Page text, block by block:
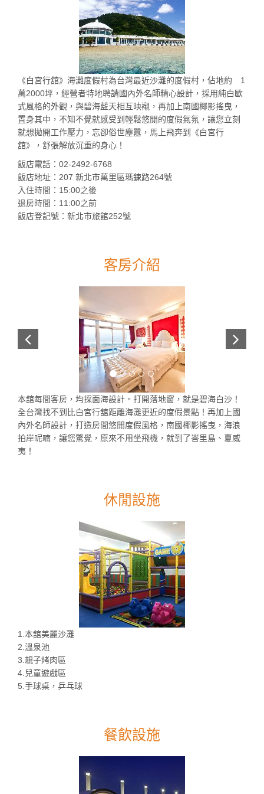
《白宮行舘》海灘度假村為台灣最近沙灘的度假村，佔地約 1
萬2000坪，經營者特地聘請國內外名師精心設計，採用純白歐
式風格的外觀，與碧海藍天相互映襯，再加上南國椰影搖曳，
置身其中，不知不覺就感受到輕鬆悠閒的度假氣氛，讓您立刻
就想拋開工作壓力，忘卻俗世塵囂，馬上飛奔到《白宮行
舘》，舒張解放沉重的身心！
飯店電話：02-2492-6768
飯店地址：207 新北市萬里區瑪鋉路264號
入住時間：15:00之後
退房時間：11:00之前
飯店登記號：新北市旅館252號
客房介紹
本舘每間客房，均採面海設計。打開落地窗，就是碧海白沙！
全台灣找不到比白宮行舘距離海灘更近的度假景點！再加上國
內外名師設計，打造房間悠閒度假風格，南國椰影搖曳，海浪
拍岸呢喃，讓您驚覺，原來不用坐飛機，就到了峇里島、夏威
夷！
休閒設施
1.本舘美麗沙灘
2.溫泉池
3.親子烤肉區
4.兒童遊戲區
5.手球桌，乒乓球
餐飲設施